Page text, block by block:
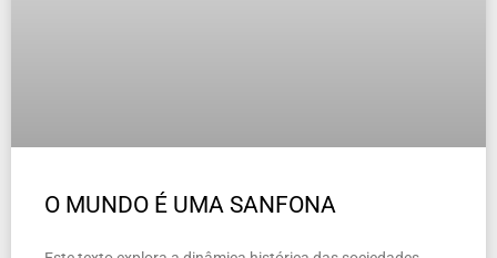
O MUNDO É UMA SANFONA